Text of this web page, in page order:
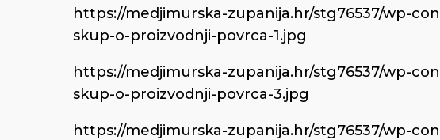
https://medjimurska-zupanija.hr/stg76537/wp-
skup-o-proizvodnji-povrca-1.jpg
https://medjimurska-zupanija.hr/stg76537/wp-
skup-o-proizvodnji-povrca-3.jpg
https://medjimurska-zupanija.hr/stg76537/wp-